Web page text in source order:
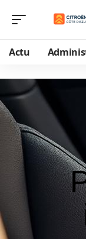
Actu